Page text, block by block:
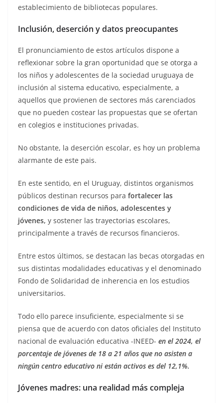
establecimiento de bibliotecas populares.
Inclusión, deserción y datos preocupantes
El pronunciamiento de estos artículos dispone a
reflexionar sobre la gran oportunidad que se otorga a
los niños y adolescentes de la sociedad uruguaya de
inclusión al sistema educativo, especialmente, a
aquellos que provienen de sectores más carenciados
que no pueden costear las propuestas que se ofertan
en colegios e instituciones privadas.
No obstante, la deserción escolar, es hoy un problema
alarmante de este pais.
En este sentido, en el Uruguay, distintos organismos
públicos destinan recursos para fortalecer las
condiciones de vida de niños, adolescentes y
jóvenes, y sostener las trayectorias escolares,
principalmente a través de recursos financieros.
Entre estos últimos, se destacan las becas otorgadas en
sus distintas modalidades educativas y el denominado
Fondo de Solidaridad de inherencia en los estudios
universitarios.
Todo ello parece insuficiente, especialmente si se
piensa que de acuerdo con datos oficiales del Instituto
nacional de evaluación educativa -INEED- en el 2024, el
porcentaje de jóvenes de 18 a 21 años que no asisten a
ningún centro educativo ni están activos es del 12,1%.
Jóvenes madres: una realidad más compleja